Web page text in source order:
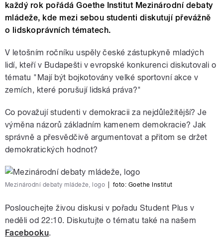
každý rok pořádá Goethe Institut Mezinárodní debaty
mládeže, kde mezi sebou studenti diskutují převážně
o lidskoprávních tématech.
V letošním ročníku uspěly české zástupkyně mladých
lidí, kteří v Budapešti v evropské konkurenci diskutovali o
tématu "Mají být bojkotovány velké sportovní akce v
zemích, které porušují lidská práva?"
Co považují studenti v demokracii za nejdůležitější? Je
výměna názorů základním kamenem demokracie? Jak
správně a přesvědčivě argumentovat a přitom se držet
demokratických hodnot?
Mezinárodní debaty mládeže, logo foto: Goethe Institut
Poslouchejte živou diskusi v pořadu Student Plus v
neděli od 22:10. Diskutujte o tématu také na našem
Facebooku.